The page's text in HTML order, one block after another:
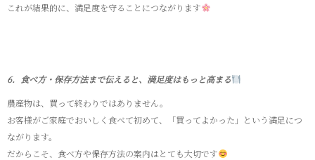
これが結果的に、満足度を守ることにつながります
6．食べ方・保存方法まで伝えると、満足度はもっと高まる
農産物は、買って終わりではありません。
お客様がご家庭でおいしく食べて初めて、「買ってよかった」という満足につ
ながります。
だからこそ、食べ方や保存方法の案内はとても大切です